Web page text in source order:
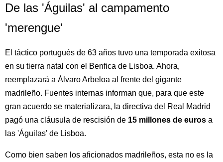
De las 'Águilas' al campamento
'merengue'
El táctico portugués de 63 años tuvo una temporada exitosa
en su tierra natal con el Benfica de Lisboa. Ahora,
reemplazará a Álvaro Arbeloa al frente del gigante
madrileño. Fuentes internas informan que, para que este
gran acuerdo se materializara, la directiva del Real Madrid
pagó una cláusula de rescisión de 15 millones de euros a
las 'Águilas' de Lisboa.
Como bien saben los aficionados madrileños, esta no es la